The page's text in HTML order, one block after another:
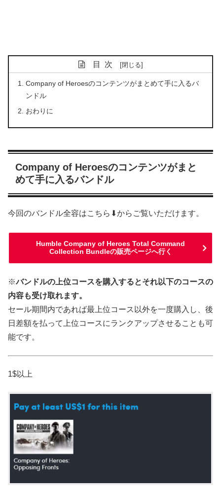
目次
Company of Heroesのコンテンツがまとめて手に入るバ
ンドル
おわりに
Company of Heroesのコンテンツがまと
めて手に入るバンドル
今回のバンドル全容はこちら⬇からご覧いただけます。
Humble Company of Heroes Total Command
Collection Bundleの販売ページへ行く
※バンドルの上位コースを購入するとそれ以下のコースの
内容も受け取れます。
セール期間内であれば最上位コース以外を一度購入し、後
日差額を払って上位コースにランクアップさせることも可
能です。
1$以上